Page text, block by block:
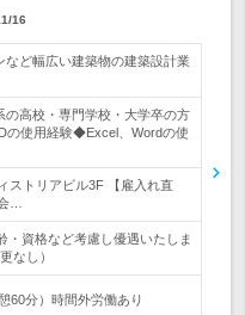
16
ど幅広い建築物の建築設計業
高校・専門学校・大学卒の方
使用経験◆Excel、Wordの使
ストリアビル3F 【雇入れ直
…
資格など考慮し優遇いたしま
なし）
60分）時間外労働あり